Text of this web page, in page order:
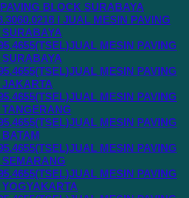
BLOCK SURABAYA
I JUAL MESIN PAVING
MESIN PAVING
MESIN PAVING
MESIN PAVING
MESIN PAVING
MESIN PAVING
MESIN PAVING